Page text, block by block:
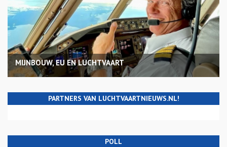
MIJNBOUW, EU EN LUCHTVAART
PARTNERS VAN LUCHTVAARTNIEUWS.NL!
POLL